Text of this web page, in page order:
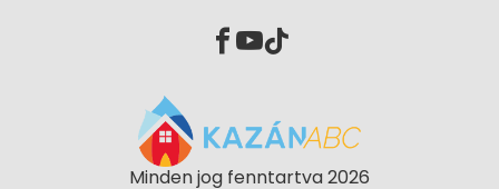
Minden jog fenntartva 2026